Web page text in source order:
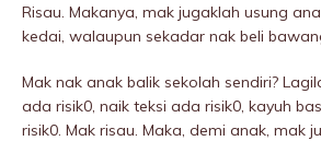
Risau. Makanya, mak jugaklah usung
kedai, walaupun sekadar nak beli
Mak nak anak balik sekolah sendiri?
ada risik0, naik teksi ada risik0, kayuh
risik0. Mak risau. Maka, demi anak, mak